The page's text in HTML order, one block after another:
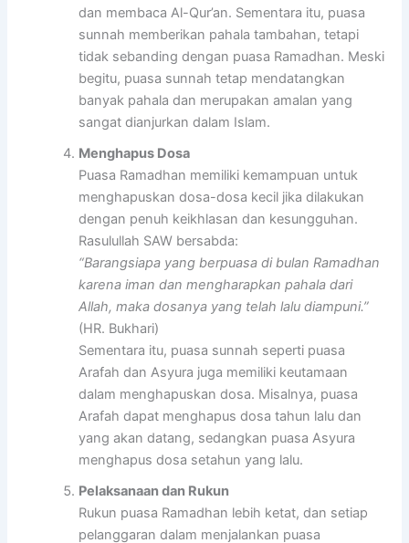
dan membaca Al-Qur’an. Sementara itu, puasa
sunnah memberikan pahala tambahan, tetapi
tidak sebanding dengan puasa Ramadhan. Meski
begitu, puasa sunnah tetap mendatangkan
banyak pahala dan merupakan amalan yang
sangat dianjurkan dalam Islam.
Menghapus Dosa
Puasa Ramadhan memiliki kemampuan untuk
menghapuskan dosa-dosa kecil jika dilakukan
dengan penuh keikhlasan dan kesungguhan.
Rasulullah SAW bersabda:
“Barangsiapa yang berpuasa di bulan Ramadhan
karena iman dan mengharapkan pahala dari
Allah, maka dosanya yang telah lalu diampuni.”
(HR. Bukhari)
Sementara itu, puasa sunnah seperti puasa
Arafah dan Asyura juga memiliki keutamaan
dalam menghapuskan dosa. Misalnya, puasa
Arafah dapat menghapus dosa tahun lalu dan
yang akan datang, sedangkan puasa Asyura
menghapus dosa setahun yang lalu.
Pelaksanaan dan Rukun
Rukun puasa Ramadhan lebih ketat, dan setiap
pelanggaran dalam menjalankan puasa